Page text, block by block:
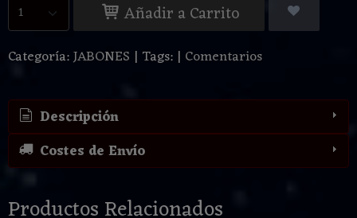
Añadir a Carrito
Categoría:JABONES | Tags: | Comentarios
Descripción
Costes de Envío
Productos Relacionados